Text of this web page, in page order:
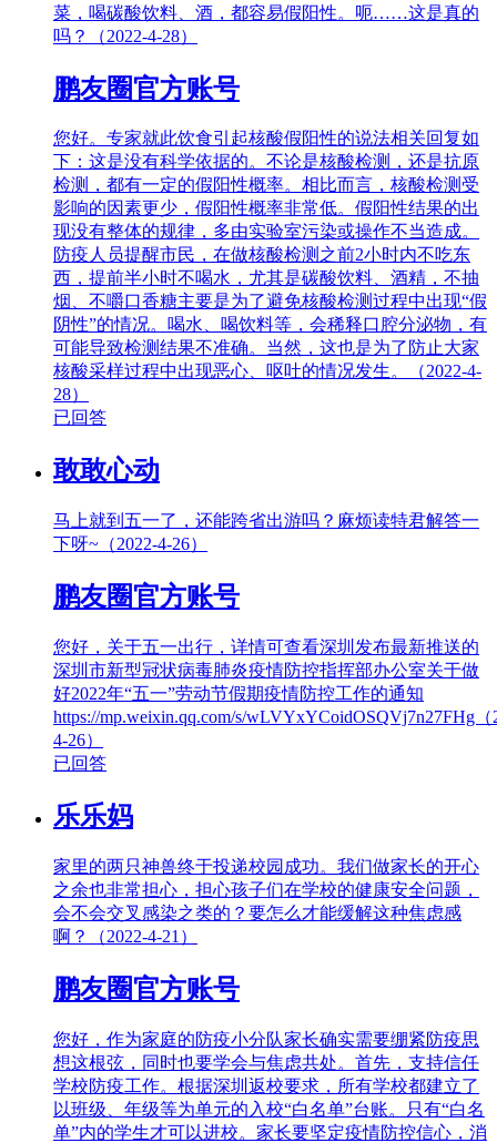
菜，喝碳酸饮料、酒，都容易假阳性。呃……这是真的
吗？（2022-4-28）
鹏友圈官方账号
您好。专家就此饮食引起核酸假阳性的说法相关回复如
下：这是没有科学依据的。不论是核酸检测，还是抗原
检测，都有一定的假阳性概率。相比而言，核酸检测受
影响的因素更少，假阳性概率非常低。假阳性结果的出
现没有整体的规律，多由实验室污染或操作不当造成。
防疫人员提醒市民，在做核酸检测之前2小时内不吃东
西，提前半小时不喝水，尤其是碳酸饮料、酒精，不抽
烟、不嚼口香糖主要是为了避免核酸检测过程中出现“假
阴性”的情况。喝水、喝饮料等，会稀释口腔分泌物，有
可能导致检测结果不准确。当然，这也是为了防止大家
核酸采样过程中出现恶心、呕吐的情况发生。（2022-4-
28）
已回答
敢敢心动
马上就到五一了，还能跨省出游吗？麻烦读特君解答一
下呀~（2022-4-26）
鹏友圈官方账号
您好，关于五一出行，详情可查看深圳发布最新推送的
深圳市新型冠状病毒肺炎疫情防控指挥部办公室关于做
好2022年“五一”劳动节假期疫情防控工作的通知
https://mp.weixin.qq.com/s/wLVYxYCoidOSQVj7n27FHg（
4-26）
已回答
乐乐妈
家里的两只神兽终于投递校园成功。我们做家长的开心
之余也非常担心，担心孩子们在学校的健康安全问题，
会不会交叉感染之类的？要怎么才能缓解这种焦虑感
啊？（2022-4-21）
鹏友圈官方账号
您好，作为家庭的防疫小分队家长确实需要绷紧防疫思
想这根弦，同时也要学会与焦虑共处。首先，支持信任
学校防疫工作。根据深圳返校要求，所有学校都建立了
以班级、年级等为单元的入校“白名单”台账。只有“白名
单”内的学生才可以进校。家长要坚定疫情防控信心，消